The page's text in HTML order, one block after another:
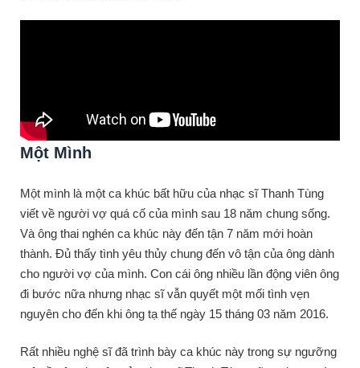
Một Mình
Một mình là một ca khúc bất hữu của nhạc sĩ Thanh Tùng
viết về người vợ quá cố của mình sau 18 năm chung sống.
Và ông thai nghén ca khúc này đến tận 7 năm mới hoàn
thành. Đủ thấy tình yêu thủy chung đến vô tận của ông dành
cho người vợ của mình. Con cái ông nhiều lần động viên ông
đi bước nữa nhưng nhạc sĩ vẫn quyết một mối tình vẹn
nguyên cho đến khi ông tạ thế ngày 15 tháng 03 năm 2016.
Rất nhiều nghệ sĩ đã trình bày ca khúc này trong sự ngưỡng